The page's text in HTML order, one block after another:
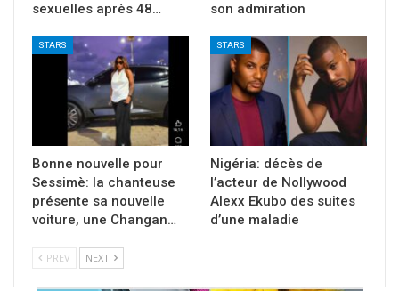
sexuelles après 48…
son admiration
STARS
Bonne nouvelle pour
Sessimè: la chanteuse
présente sa nouvelle
voiture, une Changan…
STARS
Nigéria: décès de
l’acteur de Nollywood
Alexx Ekubo des suites
d’une maladie
PREV NEXT